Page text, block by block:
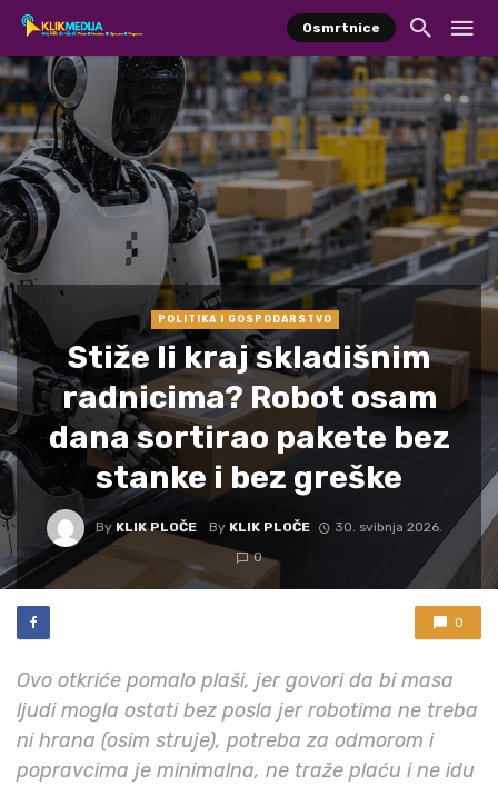
Osmrtnice
POLITIKA I GOSPODARSTVO
Stiže li kraj skladišnim
radnicima? Robot osam
dana sortirao pakete bez
stanke i bez greške
By KLIK PLOČE By KLIK PLOČE
30. svibnja 2026.
0
0
Ovo otkriće pomalo plaši, jer govori da bi masa
ljudi mogla ostati bez posla jer robotima ne treba
ni hrana (osim struje), potreba za odmorom i
popravcima je minimalna, ne traže plaću i ne idu